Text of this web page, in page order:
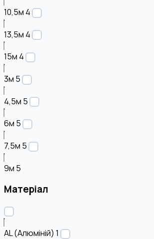
10,5м 4
13,5м 4
15м 4
3м 5
4,5м 5
6м 5
7,5м 5
9м 5
Матеріал
AL (Алюміній) 1